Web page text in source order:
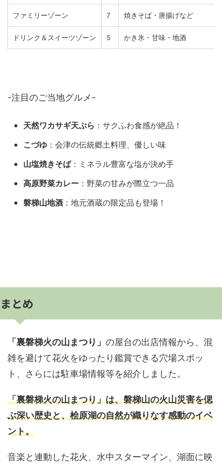
ファミリーゾーン 7 焼きそば・唐揚げなど
ドリンク＆スイーツゾーン 5 かき氷・甘味・地酒
-注目のご当地グルメ-
天然ワカサギ天ぷら ：サクふわ食感が絶品！
こづゆ ：会津の伝統郷土料理、優しい味
山塩焼きそば：ミネラル豊富な塩が決め手
高原野菜カレー ：野菜の甘みが際立つ一品
磐梯山地酒 ：地元酒蔵の限定品も登場！
まとめ
「裏磐梯火の山まつり」 の屋台の出店情報から、混
雑を避けて花火をゆったり鑑賞できる穴場スポッ
ト、さらには駐車場情報等を紹介しました。
「裏磐梯火の山まつり」は、磐梯山の火山災害を偲
ぶ深い歴史と、桧原湖の自然が織りなす感動のイベ
ント。
音楽と連動した花火、水中スターマイン、湖面に映